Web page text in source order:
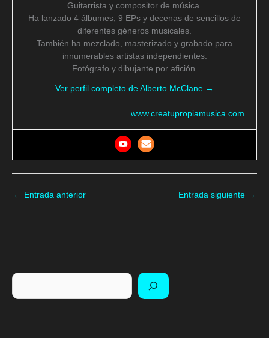
Guitarrista y compositor de música.
Ha lanzado 4 álbumes, 9 EPs y decenas de sencillos de
diferentes géneros musicales.
También ha mezclado, masterizado y grabado para
innumerables artistas independientes.
Fotógrafo y dibujante por afición.
Ver perfil completo de Alberto McClane →
www.creatupropiamusica.com
← Entrada anterior Entrada siguiente →
Buscar